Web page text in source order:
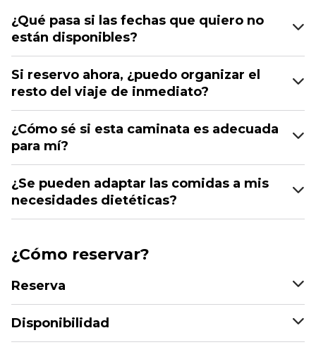
¿Qué pasa si las fechas que quiero no
están disponibles?
Si reservo ahora, ¿puedo organizar el
resto del viaje de inmediato?
¿Cómo sé si esta caminata es adecuada
para mí?
¿Se pueden adaptar las comidas a mis
necesidades dietéticas?
¿Cómo reservar?
Reserva
Disponibilidad